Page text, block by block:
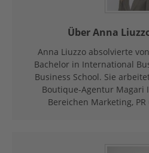
Über Anna
Anna Liuzzo absolvierte
Bachelor in International
Business School. Sie
Boutique-Agentur Magari
Bereichen Marketing,